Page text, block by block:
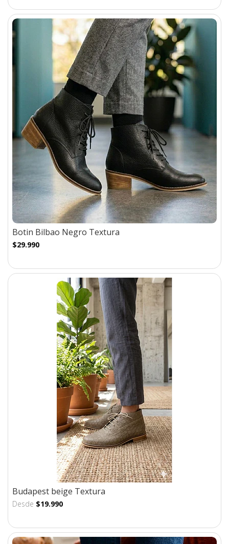
Botin Bilbao Negro Textura
$29.990
Budapest beige Textura
Desde $19.990